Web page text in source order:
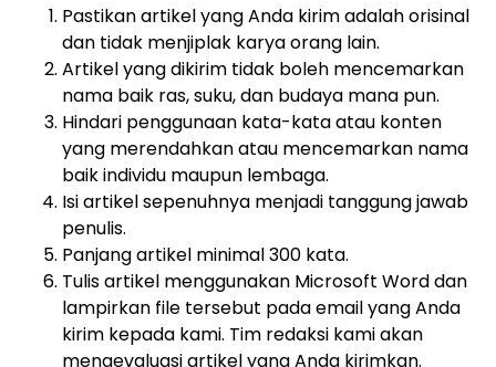
Pastikan artikel yang Anda kirim adalah orisinal
dan tidak menjiplak karya orang lain.
Artikel yang dikirim tidak boleh mencemarkan
nama baik ras, suku, dan budaya mana pun.
Hindari penggunaan kata-kata atau konten
yang merendahkan atau mencemarkan nama
baik individu maupun lembaga.
Isi artikel sepenuhnya menjadi tanggung jawab
penulis.
Panjang artikel minimal 300 kata.
Tulis artikel menggunakan Microsoft Word dan
lampirkan file tersebut pada email yang Anda
kirim kepada kami. Tim redaksi kami akan
mengevaluasi artikel yang Anda kirimkan.